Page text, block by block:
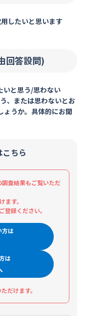
したいと思います
回答設問)
いと思う/思わない
、または思わないとお
ょうか。具体的にお聞
ちら
査結果もご覧いただ
ます。
録ください。
方は
は
だけます。